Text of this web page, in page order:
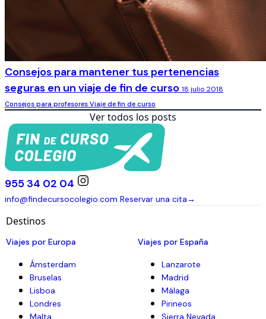
Consejos para mantener tus pertenencias
seguras en un viaje de fin de curso 18 julio 2018
Consejos para profesores Viaje de fin de curso
Ver todos los posts
955 34 02 04
info@findecursocolegio.com Reservar una cita→
Destinos
Viajes por Europa
Ámsterdam
Bruselas
Lisboa
Londres
Malta
Viajes por España
Lanzarote
Madrid
Málaga
Pirineos
Sierra Nevada